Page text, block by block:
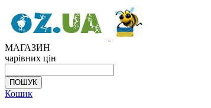
МАГАЗИН
чарівних цін
Кошик